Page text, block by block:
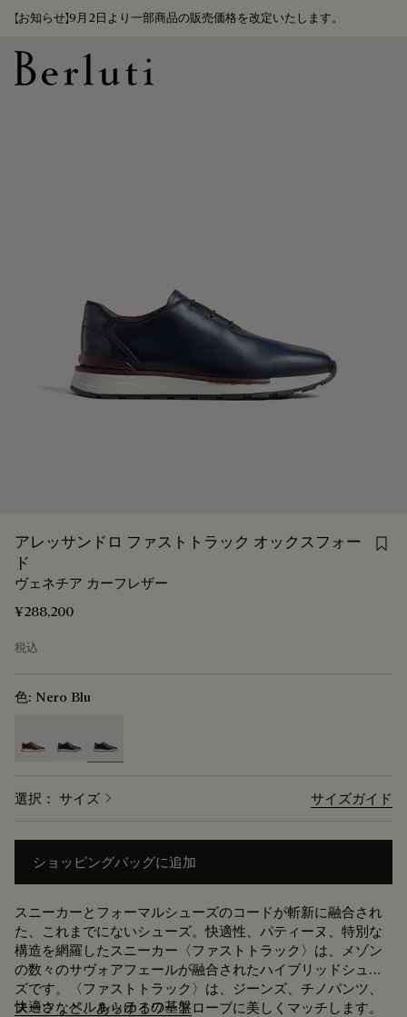
【お知らせ】9月2日より一部商品の販売価格を改定いたします。
アレッサンドロ ファストトラック オックスフォー
ド
ヴェネチア カーフレザー
¥288,200
税込
色: Nero Blu
選択： サイズ サイズガイド
ショッピングバッグに追加
スニーカーとフォーマルシューズのコードが斬新に融合され
た、これまでにないシューズ。快適性、パティーヌ、特別な
構造を網羅したスニーカー〈ファストトラック〉は、メゾン
の数々のサヴォアフェールが融合されたハイブリッドシュー
ズです。〈ファストトラック〉は、ジーンズ、チノパンツ、
スーツなど、あらゆるワードローブに美しくマッチします。
快適さ：ベルルッティの基盤